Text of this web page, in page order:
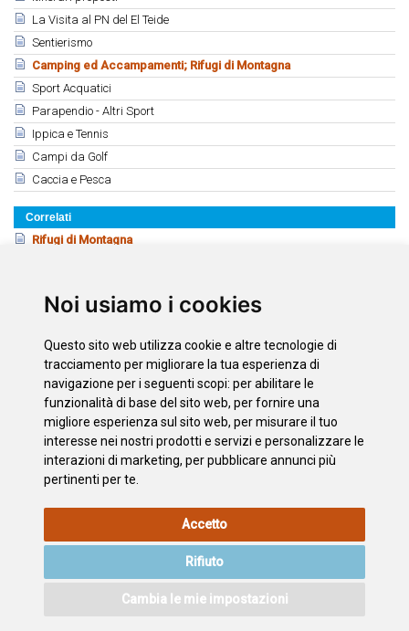
Noi usiamo i cookies
Questo sito web utilizza cookie e altre tecnologie di
tracciamento per migliorare la tua esperienza di
navigazione per i seguenti scopi: per abilitare le
funzionalità di base del sito web, per fornire una
migliore esperienza sul sito web, per misurare il tuo
interesse nei nostri prodotti e servizi e personalizzare le
interazioni di marketing, per pubblicare annunci più
pertinenti per te
Accetto
Rifiuto
Cambia le mie impostazioni
La Visita al PN del El Teide
Sentierismo
Camping ed Accampamenti; Rifugi di Montagna
Sport Acquatici
Parapendio - Altri Sport
Ippica e Tennis
Campi da Golf
Caccia e Pesca
Correlati
Rifugi di Montagna
Centro de Actividades en la Naturaleza “Emilio Fernández Muñoz”
Equipamientos en la Naturaleza
Scarica
Rifugio Montes de Anaga
ACCESSIBILITÀ CONTATTO
. Todos los derechos reservados.